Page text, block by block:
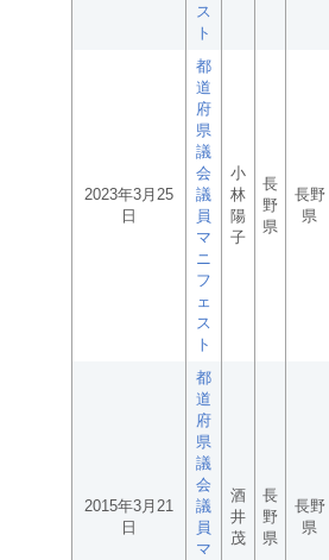
ス
ト
2023年3月25
日
都
道
府
県
議
会
議
員
マ
ニ
フ
ェ
ス
ト
小
林
陽
子
長
野
県
長野
県
2015年3月21
日
都
道
府
県
議
会
議
員
マ
酒
井
茂
長
野
県
長野
県